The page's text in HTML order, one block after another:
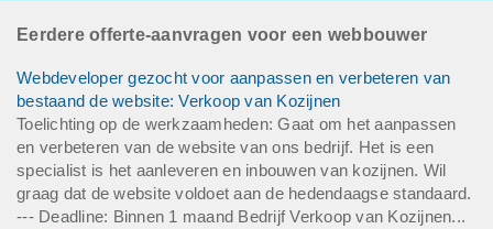
Eerdere offerte-aanvragen voor een webbouwer
Webdeveloper gezocht voor aanpassen en verbeteren van
bestaand de website: Verkoop van Kozijnen
Toelichting op de werkzaamheden: Gaat om het aanpassen
en verbeteren van de website van ons bedrijf. Het is een
specialist is het aanleveren en inbouwen van kozijnen. Wil
graag dat de website voldoet aan de hedendaagse standaard.
--- Deadline: Binnen 1 maand Bedrijf Verkoop van Kozijnen...